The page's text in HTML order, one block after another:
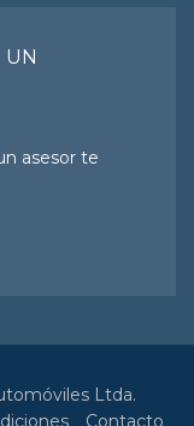
UN
asesor te
Ltda.
Contacto